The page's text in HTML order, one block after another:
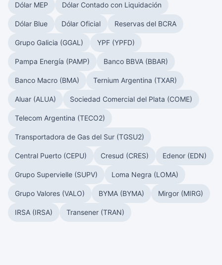
Dólar MEP Dólar Contado con Liquidación
Dólar Blue Dólar Oficial Reservas del BCRA
Grupo Galicia (GGAL) YPF (YPFD)
Pampa Energía (PAMP) Banco BBVA (BBAR)
Banco Macro (BMA) Ternium Argentina (TXAR)
Aluar (ALUA) Sociedad Comercial del Plata (COME)
Telecom Argentina (TECO2)
Transportadora de Gas del Sur (TGSU2)
Central Puerto (CEPU) Cresud (CRES) Edenor (EDN)
Grupo Supervielle (SUPV) Loma Negra (LOMA)
Grupo Valores (VALO) BYMA (BYMA) Mirgor (MIRG)
IRSA (IRSA) Transener (TRAN)